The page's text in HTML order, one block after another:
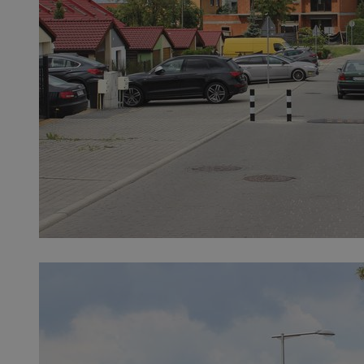
SessID
QeSessID
MvSessID
__cf_bm